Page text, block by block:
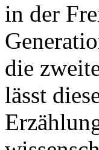
in der
die
lässt